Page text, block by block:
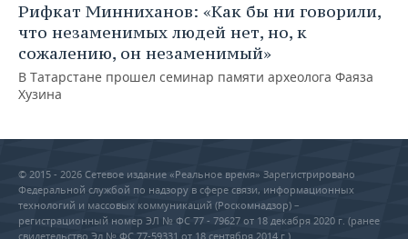
Рифкат Минниханов: «Как бы ни говорили,
что незаменимых людей нет, но, к
сожалению, он незаменимый»
В Татарстане прошел семинар памяти археолога Фаяза
Хузина
© 2015 - 2026 Сетевое издание «Реальное время» Зарегистрировано
Федеральной службой по надзору в сфере связи, информационных
технологий и массовых коммуникаций (Роскомнадзор) –
регистрационный номер ЭЛ № ФС 77 - 79627 от 18 декабря 2020 г. (ранее
свидетельство Эл № ФС 77-59331 от 18 сентября 2014 г.)